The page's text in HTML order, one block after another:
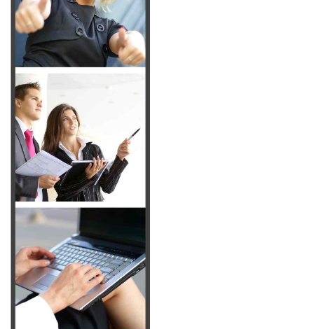
Que deviennent-ils après les études?
Chiffres clés d’Idelca
Témoignages
Le cadre
Les news du BDE
INFORMATIONS
Admission à l’école
Alternance ou initial ?
Spécial orientation
Parcours École de Commerce